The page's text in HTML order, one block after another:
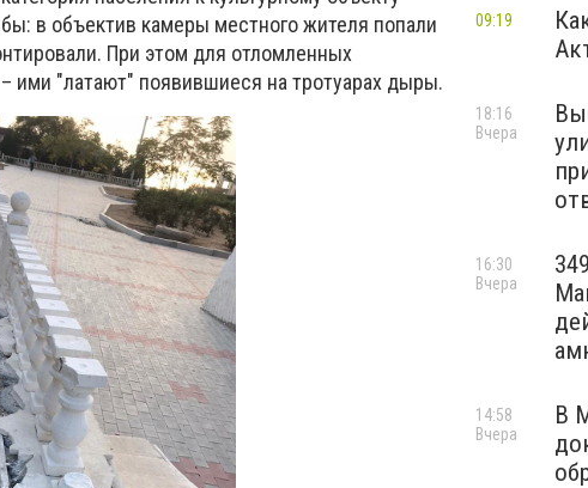
в объектив камеры местного жителя попали
При этом для отломленных
ими "латают" появившиеся на тротуарах дыры.
09:19
18:16
Вчера
16:30
Вчера
В
14:58
Вчера